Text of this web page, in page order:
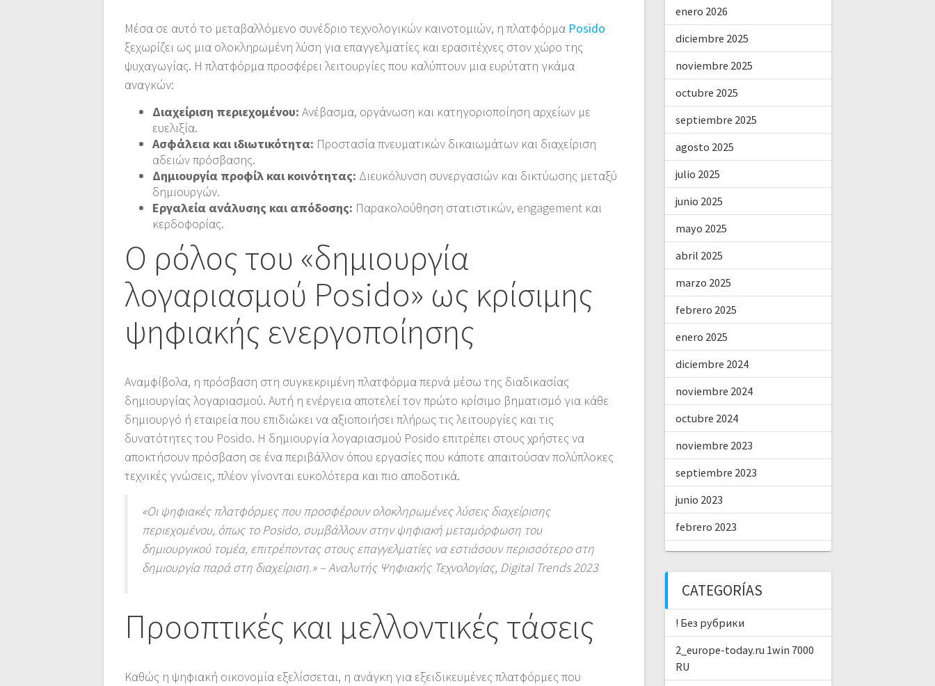
Μέσα σε αυτό το μεταβαλλόμενο συνέδριο τεχνολογικών καινοτομιών, η πλατφόρμα Posido
ξεχωρίζει ως μια ολοκληρωμένη λύση για επαγγελματίες και ερασιτέχνες στον χώρο της
ψυχαγωγίας. Η πλατφόρμα προσφέρει λειτουργίες που καλύπτουν μια ευρύτατη γκάμα
αναγκών:
Διαχείριση περιεχομένου: Ανέβασμα, οργάνωση και κατηγοριοποίηση αρχείων με
ευελιξία.
Ασφάλεια και ιδιωτικότητα: Προστασία πνευματικών δικαιωμάτων και διαχείριση
αδειών πρόσβασης.
Δημιουργία προφίλ και κοινότητας: Διευκόλυνση συνεργασιών και δικτύωσης μεταξύ
δημιουργών.
Εργαλεία ανάλυσης και απόδοσης: Παρακολούθηση στατιστικών, engagement και
κερδοφορίας.
Ο ρόλος του «δημιουργία
λογαριασμού Posido» ως κρίσιμης
ψηφιακής ενεργοποίησης
Αναμφίβολα, η πρόσβαση στη συγκεκριμένη πλατφόρμα περνά μέσω της διαδικασίας
δημιουργίας λογαριασμού. Αυτή η ενέργεια αποτελεί τον πρώτο κρίσιμο βηματισμό για κάθε
δημιουργό ή εταιρεία που επιδιώκει να αξιοποιήσει πλήρως τις λειτουργίες και τις
δυνατότητες του Posido. Η δημιουργία λογαριασμού Posido επιτρέπει στους χρήστες να
αποκτήσουν πρόσβαση σε ένα περιβάλλον όπου εργασίες που κάποτε απαιτούσαν πολύπλοκες
τεχνικές γνώσεις, πλέον γίνονται ευκολότερα και πιο αποδοτικά.
«Οι ψηφιακές πλατφόρμες που προσφέρουν ολοκληρωμένες λύσεις διαχείρισης
περιεχομένου, όπως το Posido, συμβάλλουν στην ψηφιακή μεταμόρφωση του
δημιουργικού τομέα, επιτρέποντας στους επαγγελματίες να εστιάσουν περισσότερο στη
δημιουργία παρά στη διαχείριση.» – Αναλυτής Ψηφιακής Τεχνολογίας, Digital Trends 2023
Προοπτικές και μελλοντικές τάσεις
Καθώς η ψηφιακή οικονομία εξελίσσεται, η ανάγκη για εξειδικευμένες πλατφόρμες που
enero 2026
diciembre 2025
noviembre 2025
octubre 2025
septiembre 2025
agosto 2025
julio 2025
junio 2025
mayo 2025
abril 2025
marzo 2025
febrero 2025
enero 2025
diciembre 2024
noviembre 2024
octubre 2024
noviembre 2023
septiembre 2023
junio 2023
febrero 2023
CATEGORÍAS
! Без рубрики
2_europe-today.ru 1win 7000
RU